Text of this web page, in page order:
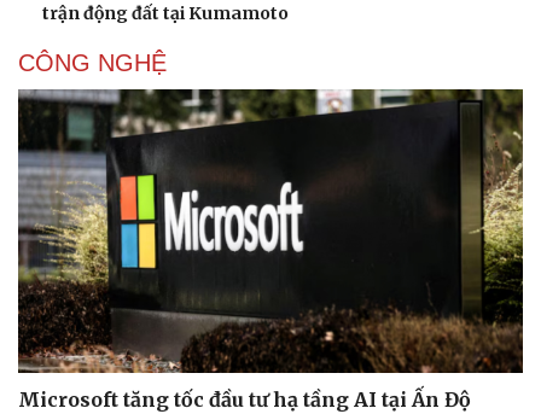
trận động đất tại Kumamoto
CÔNG NGHỆ
Microsoft tăng tốc đầu tư hạ tầng AI tại Ấn Độ